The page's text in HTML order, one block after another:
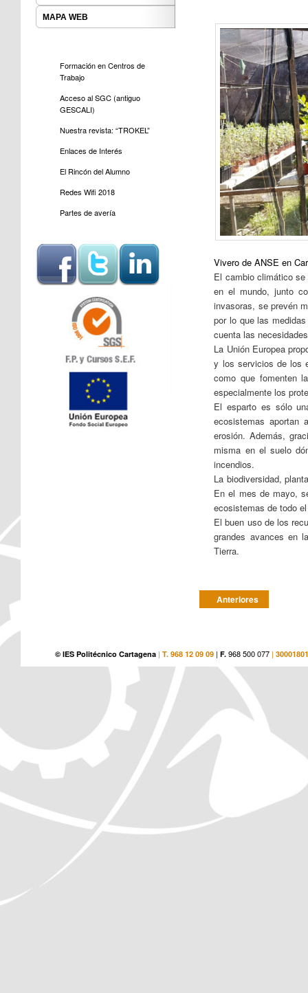
Vivero de ANSE en
El cambio climático
en el mundo, junto
invasoras, se prevén
por lo que las
cuenta las
La Unión Europea
y los servicios de los
como que fomenten
especialmente los
El esparto es sólo
ecosistemas aportan
erosión. Además,
misma en el suelo
incendios.
La biodiversidad,
En el mes de mayo,
ecosistemas de todo
El buen uso de los
grandes avances en
Tierra.
Post navigation
Anteriores
MAPA WEB
Formación en Centros de
Trabajo
Acceso al SGC (antiguo
GESCALI)
Nuestra revista: “TROKEL”
Enlaces de Interés
El Rincón del Alumno
Redes Wifi 2018
Partes de avería
© IES Politécnico Cartagena | T. 968 12 09 09 | F. 968 500 077 |